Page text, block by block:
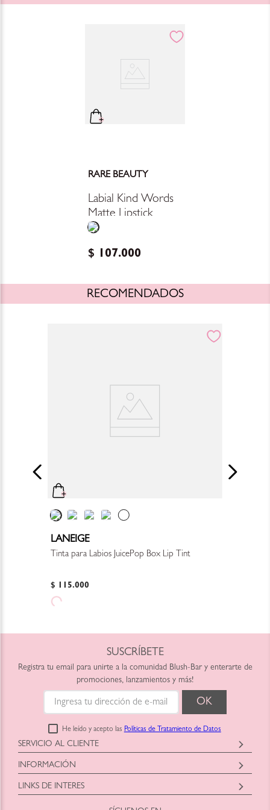
RARE BEAUTY
Labial Kind Words
Matte Lipstick
$ 107.000
RECOMENDADOS
LANEIGE
Tinta para Labios JuicePop Box Lip Tint
$ 115.000
SUSCRÍBETE
Registra tu email para unirte a la comunidad Blush-Bar y enterarte de
promociones, lanzamientos y más!
He leído y acepto las Políticas de Tratamiento de Datos
SERVICIO AL CLIENTE
Horario: Lunes a Viernes
9:00am a 6:00pm
shop@blush-bar.com
INFORMACIÓN
Blush-Bar SAS
Correo:shop@blush-bar.com
LINKS DE INTERES